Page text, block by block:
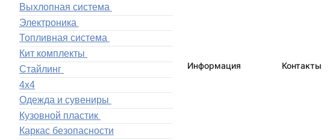
Выхлопная система
Электроника
Топливная система
Кит комплекты
Стайлинг
4x4
Одежда и сувениры
Кузовной пластик
Каркас безопасности
Информация Контакты